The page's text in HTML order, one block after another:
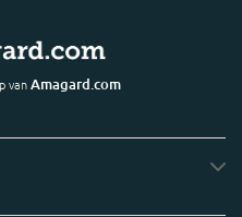
vanAmagard.com